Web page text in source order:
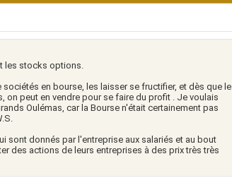
les stocks options.
en bourse, les laisser se fructifier, et dès que le
peut en vendre pour se faire du profit . Je voulais
Oulémas, car la Bourse n'était certainement pas
donnés par l'entreprise aux salariés et au bout
des actions de leurs entreprises à des prix très très